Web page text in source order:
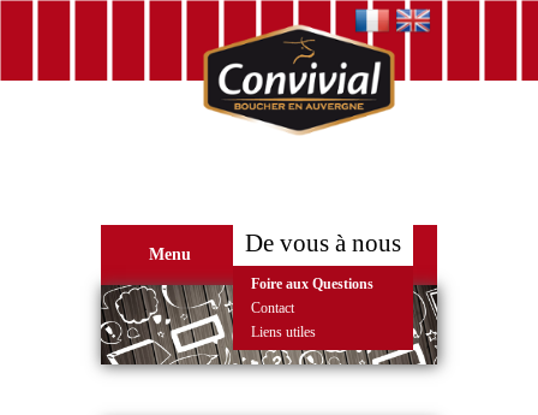
Menu De vous à nous
Foire aux Questions
Contact
Liens utiles